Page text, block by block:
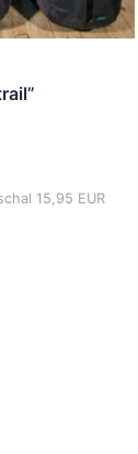
15,95 EUR